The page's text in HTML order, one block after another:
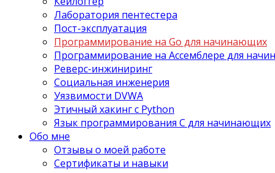
Лаборатория пентестера
Пост-эксплуатация
Программирование на Go для начинающих
Программирование на Ассемблере для
Реверс-инжиниринг
Социальная инженерия
Уязвимости DVWA
Этичный хакинг с Python
Язык программирования С для начинающих
Обо мне
Отзывы о моей работе
Сертификаты и навыки